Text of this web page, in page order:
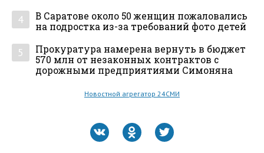
4
В Саратове около 50 женщин пожаловались
на подростка из-за требований фото детей
5
Прокуратура намерена вернуть в бюджет
570 млн от незаконных контрактов с
дорожными предприятиями Симоняна
Новостной агрегатор 24СМИ